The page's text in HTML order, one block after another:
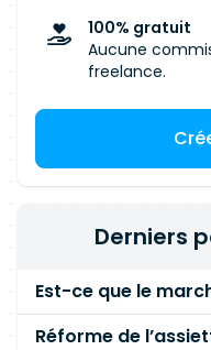
100% gratuit
Aucune
freelance.
Derniers
Réforme de